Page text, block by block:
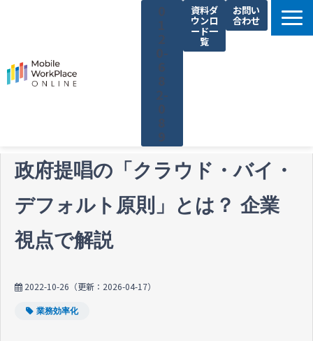
0
1
2
0-
6
8
2-
0
8
9
資料ダ
ウンロ
ード一
覧
お問い
合わせ
製品サービス一覧
解決できる課題
コネクシオの強み
セミナー・イベント情報
政府提唱の「クラウド・バイ・
デフォルト原則」とは？ 企業
視点で解説
2022-10-26 （更新： 2026-04-17）
業務効率化